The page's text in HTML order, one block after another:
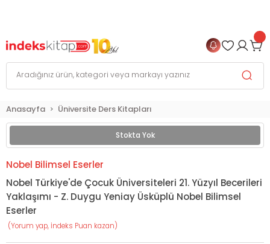
Anasayfa Üniversite Ders Kitapları
Stokta Yok
Nobel Bilimsel Eserler
Nobel Türkiye'de Çocuk Üniversiteleri 21. Yüzyıl Becerileri
Yaklaşımı - Z. Duygu Yeniay Üsküplü Nobel Bilimsel
Eserler
(Yorum yap, İndeks Puan kazan)